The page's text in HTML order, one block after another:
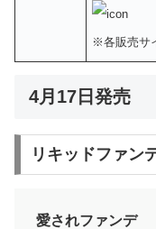
※各販売サ
4月17日発売
リキッドファン
愛されファンデ